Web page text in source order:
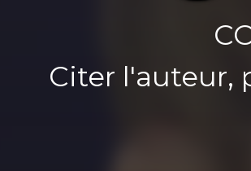
Citer l'auteur,